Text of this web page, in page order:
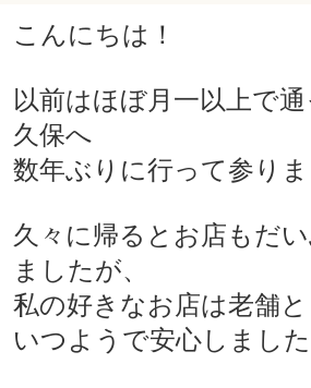
こんにちは！
以前はほぼ月一以上で
久保へ
数年ぶりに行って参り
久々に帰るとお店もだ
ましたが、
私の好きなお店は老舗
いつようで安心しました